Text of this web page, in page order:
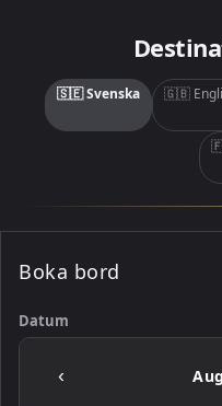
🇸🇪 Svenska 🇬🇧
Boka bord
Datum
‹